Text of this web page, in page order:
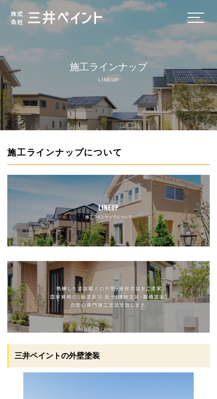
会社概要
施工ラインナップ
施工までの流れ
料金表
選ばれる理由
防水塗装
失敗しないために
リフォーム
塗料の紹介
お問い合わせ
施工ラインナップ
LINEUP
施工ラインナップについて
三井ペイントの外壁塗装